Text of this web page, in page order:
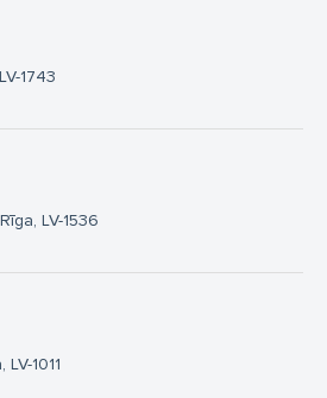
1743
LV-1536
1011